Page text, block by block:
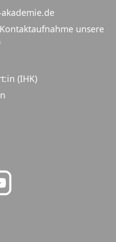
unsere
(IHK)